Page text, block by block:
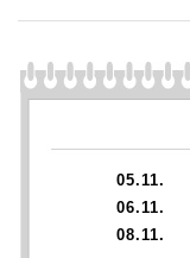
05.11.
06.11.
08.11.